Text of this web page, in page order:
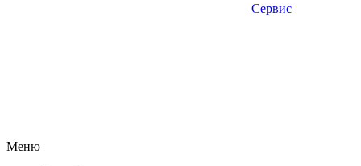
Сервис
Меню